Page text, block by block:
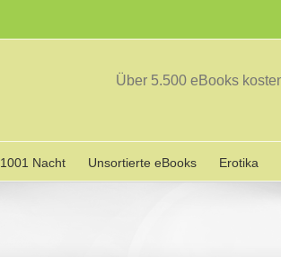
Über 5.500 eBooks
1001 Nacht Unsortierte eBooks Erotika